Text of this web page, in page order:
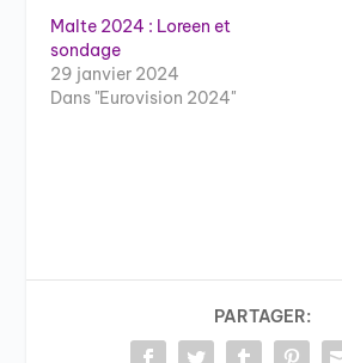
Malte 2024 : Loreen et
sondage
29 janvier 2024
Dans "Eurovision 2024"
PARTAGER: